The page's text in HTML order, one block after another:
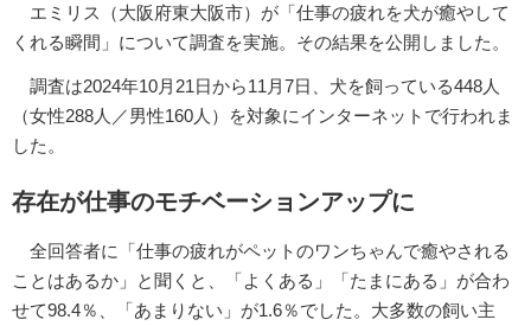
エミリス（大阪府東大阪市）が「仕事の疲れを犬が癒やして
くれる瞬間」について調査を実施。その結果を公開しました。
調査は2024年10月21日から11月7日、犬を飼っている448人
（女性288人／男性160人）を対象にインターネットで行われま
した。
存在が仕事のモチベーションアップに
全回答者に「仕事の疲れがペットのワンちゃんで癒やされる
ことはあるか」と聞くと、「よくある」「たまにある」が合わ
せて98.4％、「あまりない」が1.6％でした。大多数の飼い主